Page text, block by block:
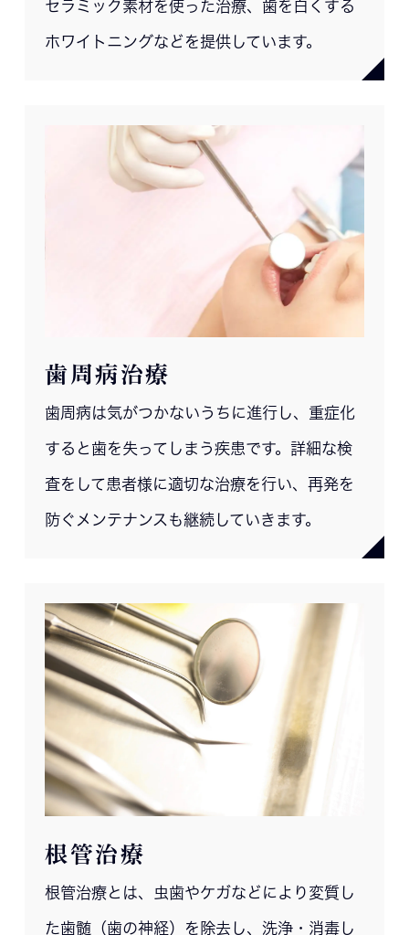
セラミック素材を使った治療、歯を白くする
ホワイトニングなどを提供しています。
歯周病治療
歯周病は気がつかないうちに進行し、重症化
すると歯を失ってしまう疾患です。詳細な検
査をして患者様に適切な治療を行い、再発を
防ぐメンテナンスも継続していきます。
根管治療
根管治療とは、虫歯やケガなどにより変質し
た歯髄（歯の神経）を除去し、洗浄・消毒し